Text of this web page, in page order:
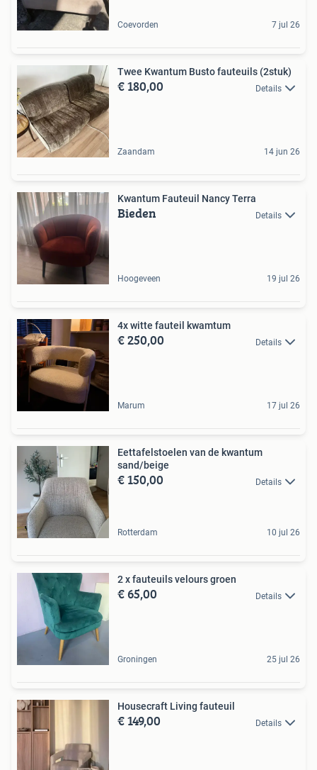
Coevorden 7 jul 26
Twee Kwantum Busto fauteuils (2stuk)
€ 180,00 Details
Zaandam 14 jun 26
Kwantum Fauteuil Nancy Terra
Bieden Details
Hoogeveen 19 jul 26
4x witte fauteil kwamtum
€ 250,00 Details
Marum 17 jul 26
Eettafelstoelen van de kwantum
sand/beige
€ 150,00 Details
Rotterdam 10 jul 26
2 x fauteuils velours groen
€ 65,00 Details
Groningen 25 jul 26
Housecraft Living fauteuil
€ 149,00 Details